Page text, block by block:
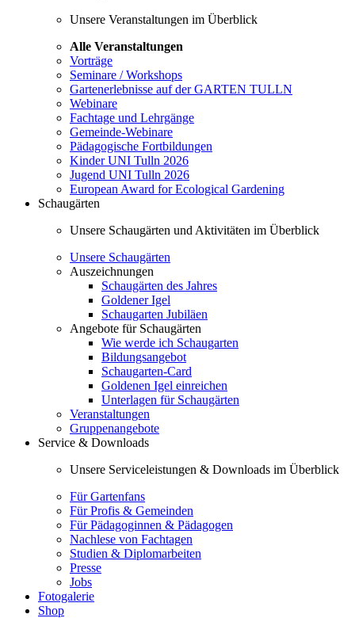
Unsere Veranstaltungen im Überblick
Alle Veranstaltungen
Vorträge
Seminare / Workshops
Gartenerlebnisse auf der GARTEN TULLN
Webinare
Fachtage und Lehrgänge
Gemeinde-Webinare
Pädagogische Fortbildungen
Kinder UNI Tulln 2026
Jugend UNI Tulln 2026
European Award for Ecological Gardening
Schaugärten
Unsere Schaugärten und Aktivitäten im Überblick
Unsere Schaugärten
Auszeichnungen
Schaugärten des Jahres
Goldener Igel
Schaugarten Jubiläen
Angebote für Schaugärten
Wie werde ich Schaugarten
Bildungsangebot
Schaugarten-Card
Goldenen Igel einreichen
Unterlagen für Schaugärten
Veranstaltungen
Gruppenangebote
Service & Downloads
Unsere Serviceleistungen & Downloads im Überblick
Für Gartenfans
Für Profis & Gemeinden
Für Pädagoginnen & Pädagogen
Nachlese von Fachtagen
Studien & Diplomarbeiten
Presse
Jobs
Fotogalerie
Shop